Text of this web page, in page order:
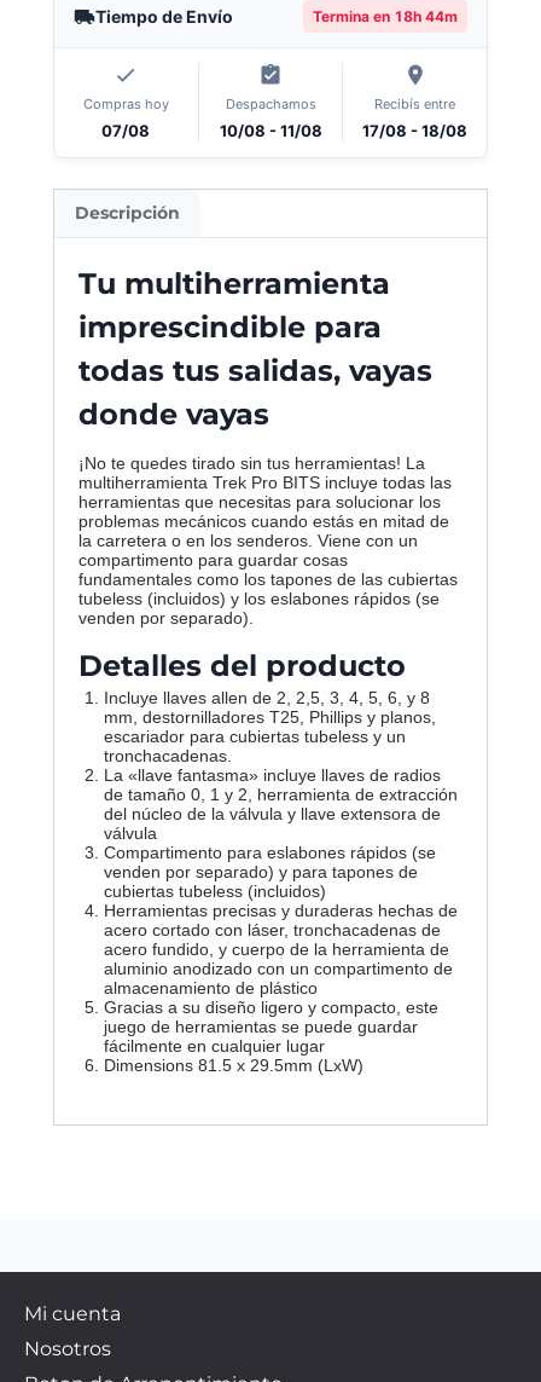
Tiempo de Envío Termina en 18h 44m
Compras hoy
07/08
Despachamos
10/08 - 11/08
Recibís entre
17/08 - 18/08
Descripción
Tu multiherramienta
imprescindible para
todas tus salidas, vayas
donde vayas
¡No te quedes tirado sin tus herramientas! La
multiherramienta Trek Pro BITS incluye todas las
herramientas que necesitas para solucionar los
problemas mecánicos cuando estás en mitad de
la carretera o en los senderos. Viene con un
compartimento para guardar cosas
fundamentales como los tapones de las cubiertas
tubeless (incluidos) y los eslabones rápidos (se
venden por separado).
Detalles del producto
Incluye llaves allen de 2, 2,5, 3, 4, 5, 6, y 8
mm, destornilladores T25, Phillips y planos,
escariador para cubiertas tubeless y un
tronchacadenas.
La «llave fantasma» incluye llaves de radios
de tamaño 0, 1 y 2, herramienta de extracción
del núcleo de la válvula y llave extensora de
válvula
Compartimento para eslabones rápidos (se
venden por separado) y para tapones de
cubiertas tubeless (incluidos)
Herramientas precisas y duraderas hechas de
acero cortado con láser, tronchacadenas de
acero fundido, y cuerpo de la herramienta de
aluminio anodizado con un compartimento de
almacenamiento de plástico
Gracias a su diseño ligero y compacto, este
juego de herramientas se puede guardar
fácilmente en cualquier lugar
Dimensions 81.5 x 29.5mm (LxW)
Mi cuenta
Nosotros